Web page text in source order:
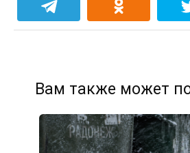
Вам также может